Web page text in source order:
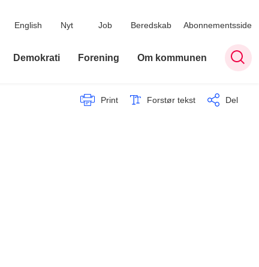
English Nyt Job Beredskab Abonnementsside
Demokrati Forening Om kommunen
Print Forstør tekst Del